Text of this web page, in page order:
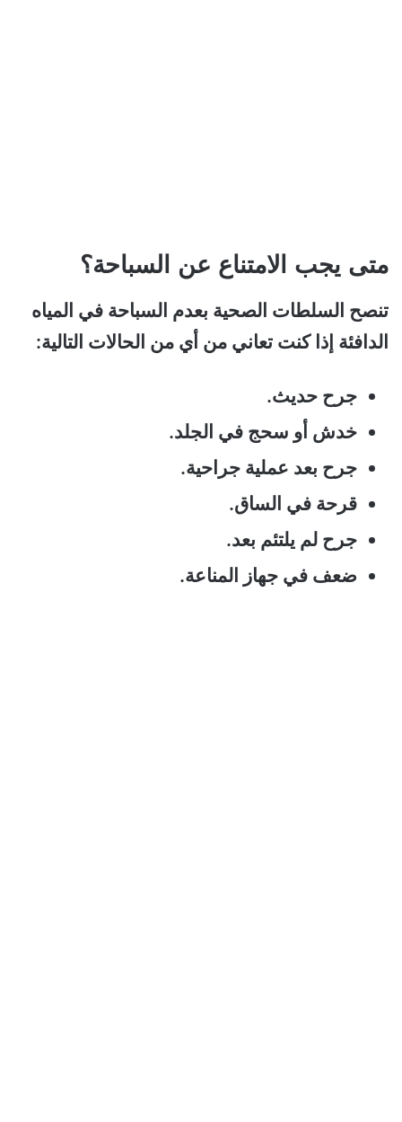
متى يجب الامتناع عن السباحة؟
تنصح السلطات الصحية بعدم السباحة في المياه
الدافئة إذا كنت تعاني من أي من الحالات التالية:
جرح حديث.
خدش أو سحج في الجلد.
جرح بعد عملية جراحية.
قرحة في الساق.
جرح لم يلتئم بعد.
ضعف في جهاز المناعة.